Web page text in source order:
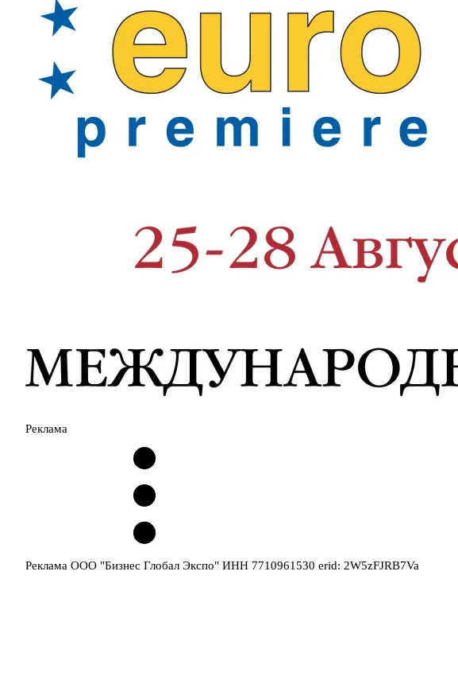
Реклама
Реклама ООО "Бизнес Глобал Экспо" ИНН 7710961530 erid: 2W5zFJRB7Va